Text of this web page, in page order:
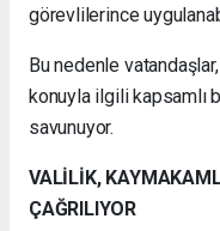
görevlilerince
Bu nedenle
konuyla ilgili kapsamlı
savunuyor.
VALİLİK,
ÇAĞRILIYOR